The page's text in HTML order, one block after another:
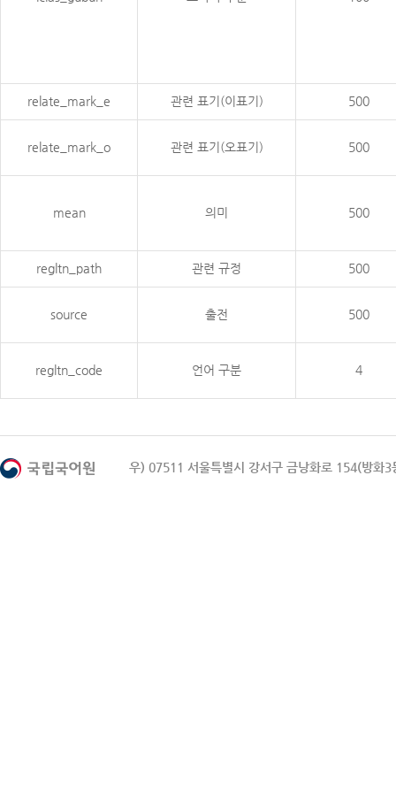
relate_mark_e 관련 표기(이표기) 500
relate_mark_o 관련 표기(오표기) 500
mean 의미 500
regltn_path 관련 규정 500
source 출전 500
regltn_code 언어 구분 4
우) 07511 서울특별시 강서구 금낭화로 154(방화3